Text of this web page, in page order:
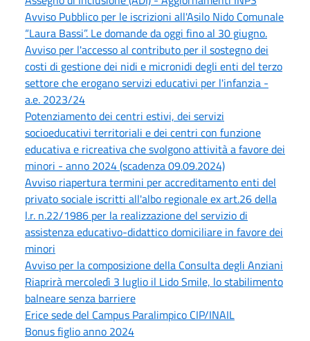
Avviso Pubblico per le iscrizioni all'Asilo Nido Comunale
“Laura Bassi”. Le domande da oggi fino al 30 giugno.
Avviso per l'accesso al contributo per il sostegno dei
costi di gestione dei nidi e micronidi degli enti del terzo
settore che erogano servizi educativi per l'infanzia -
a.e. 2023/24
Potenziamento dei centri estivi, dei servizi
socioeducativi territoriali e dei centri con funzione
educativa e ricreativa che svolgono attività a favore dei
minori - anno 2024 (scadenza 09.09.2024)
Avviso riapertura termini per accreditamento enti del
privato sociale iscritti all'albo regionale ex art.26 della
l.r. n.22/1986 per la realizzazione del servizio di
assistenza educativo-didattico domiciliare in favore dei
minori
Avviso per la composizione della Consulta degli Anziani
Riaprirà mercoledì 3 luglio il Lido Smile, lo stabilimento
balneare senza barriere
Erice sede del Campus Paralimpico CIP/INAIL
Bonus figlio anno 2024